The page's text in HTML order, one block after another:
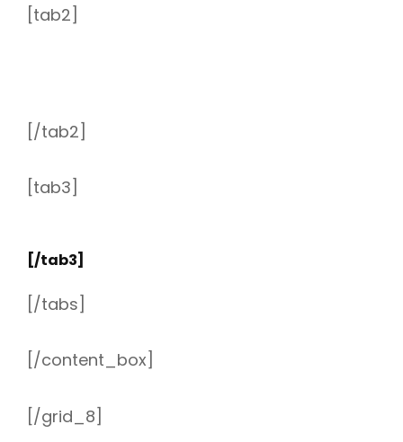
[tab2]
[/tab2]
[tab3]
[/tab3]
[/tabs]
[/content_box]
[/grid_8]